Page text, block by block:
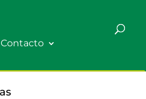
Contacto